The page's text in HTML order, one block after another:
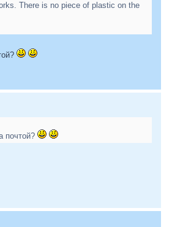
There is no piece of plastic on the
почтой?